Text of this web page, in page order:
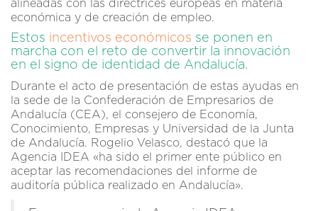
alineadas con las directrices europeas en materia
económica y de creación de empleo.
Estos incentivos económicos se ponen en
marcha con el reto de convertir la innovación
en el signo de identidad de Andalucía.
Durante el acto de presentación de estas ayudas en
la sede de la Confederación de Empresarios de
Andalucía (CEA), el consejero de Economía,
Conocimiento, Empresas y Universidad de la Junta
de Andalucía. Rogelio Velasco, destacó que la
Agencia IDEA «ha sido el primer ente público en
aceptar las recomendaciones del informe de
auditoría pública realizado en Andalucía».